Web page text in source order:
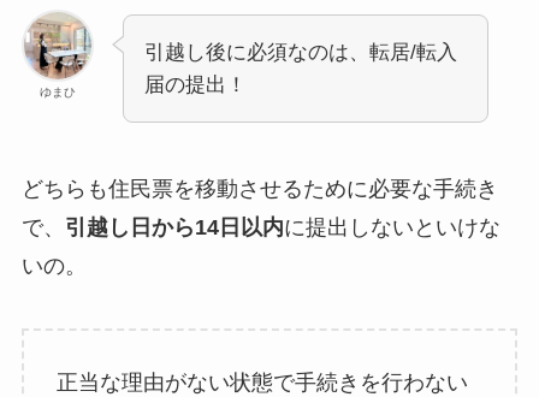
ゆまひ
引越し後に必須なのは、転居/転入
届の提出！
どちらも住民票を移動させるために必要な手続き
で、 引越し日から14日以内に提出しないといけな
いの。
正当な理由がない状態で手続きを行わない